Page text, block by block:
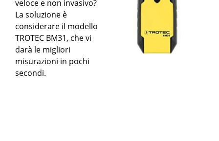
veloce e non invasivo?
La soluzione è
considerare il modello
TROTEC BM31, che vi
darà le migliori
misurazioni in pochi
secondi.